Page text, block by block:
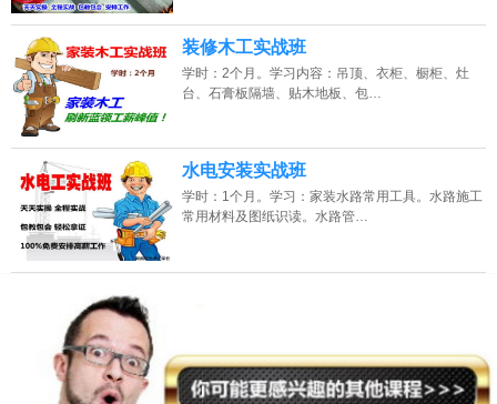
装修木工实战班
学时：2个月。学习内容：吊顶、衣柜、橱柜、灶
台、石膏板隔墙、贴木地板、包…
水电安装实战班
学时：1个月。学习：家装水路常用工具。水路施工
常用材料及图纸识读。水路管…